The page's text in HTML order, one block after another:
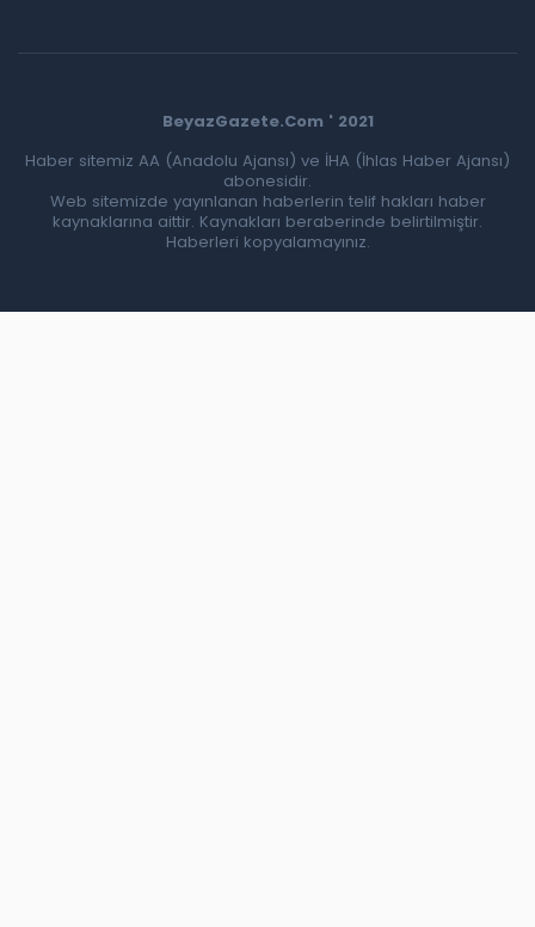
BeyazGazete.Com ' 2021
Haber sitemiz AA (Anadolu Ajansı) ve İHA (İhlas Haber Ajansı)
abonesidir.
Web sitemizde yayınlanan haberlerin telif hakları haber
kaynaklarına aittir. Kaynakları beraberinde belirtilmiştir.
Haberleri kopyalamayınız.